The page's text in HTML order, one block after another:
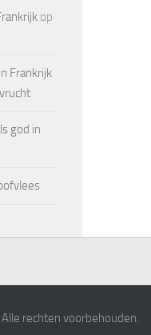
op
Frankrijk
god in
rechten voorbehouden.